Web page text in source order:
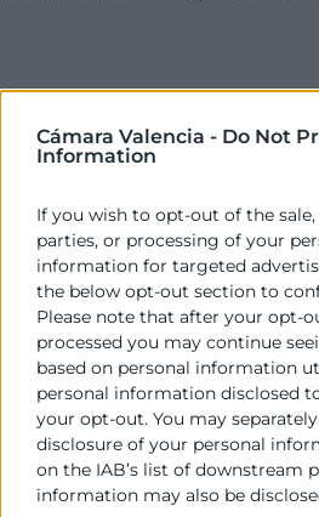
Cámara Valencia - Do Not
Information
If you wish to opt-out of the
parties, or processing of your
information for targeted
the below opt-out section to
Please note that after your opt-
processed you may continue
based on personal information
personal information disclosed
your opt-out. You may
disclosure of your personal
on the IAB’s list of downstream
information may also be
Programa
Bienvenida
Sra. Dª Marta Rubio
Dpto Internacional
10:10
Regulación y
para la internacionalización
Sr. D. José Carlos Ferrer
CEO Your Chief